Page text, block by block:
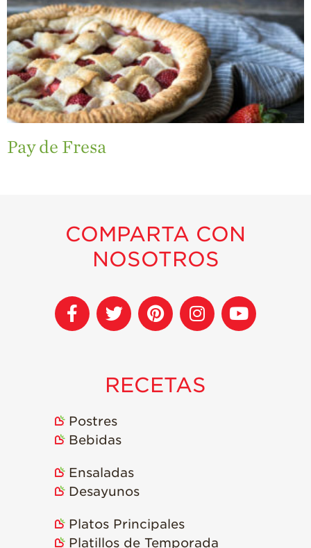
Pay de Fresa
COMPARTA CON
NOSOTROS
RECETAS
Postres
Bebidas
Ensaladas
Desayunos
Platos Principales
Platillos de Temporada